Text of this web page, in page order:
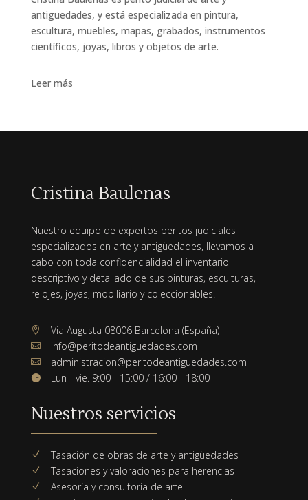
antigüedades, y está especializada en pintura,
escultura, muebles, mapas, grabados, instrumentos
científicos, joyas, libros y objetos de arte.
Leer más
Cristina Baulenas
Nuestro equipo de expertos peritos judiciales
especializados en arte y antigüedades, llevamos a
cabo con toda confidencialidad el inventario
descriptivo y detallado de sus pinturas, esculturas,
relojes, joyas, mobiliario y coleccionables.
 Via Augusta 08006 Barcelona (España)
 info@peritodeantiguedades.com
 administracion@peritodeantiguedades.com
 Lun - vie. 9:00 - 15:00 / 16:00 - 18:00
Nuestros servicios
N Tasación de obras de arte y antigüedades
N Tasaciones y valoraciones para herencias
N Asesoría y consultoría de arte